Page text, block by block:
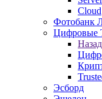
Cloud
Фотобанк
Цифровые
Назад
Эсборд